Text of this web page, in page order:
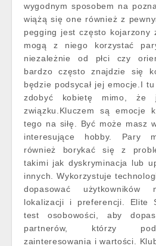
wygodnym sposobem na
wiążą się one również z
pegging jest często kojarzony
mogą z niego korzystać
niezależnie od płci czy
bardzo często znajdzie się
będzie podsycał jej emocje.I
zdobyć kobietę mimo,
związku.Kluczem są emocje
tego na siłę. Być może masz
interesujące hobby. Pary
również borykać się z
takimi jak dyskryminacja lub
innych. Wykorzystuje
dopasować
lokalizacji i preferencji. Elite
test osobowości, aby
partnerów, którzy
zainteresowania i wartości.